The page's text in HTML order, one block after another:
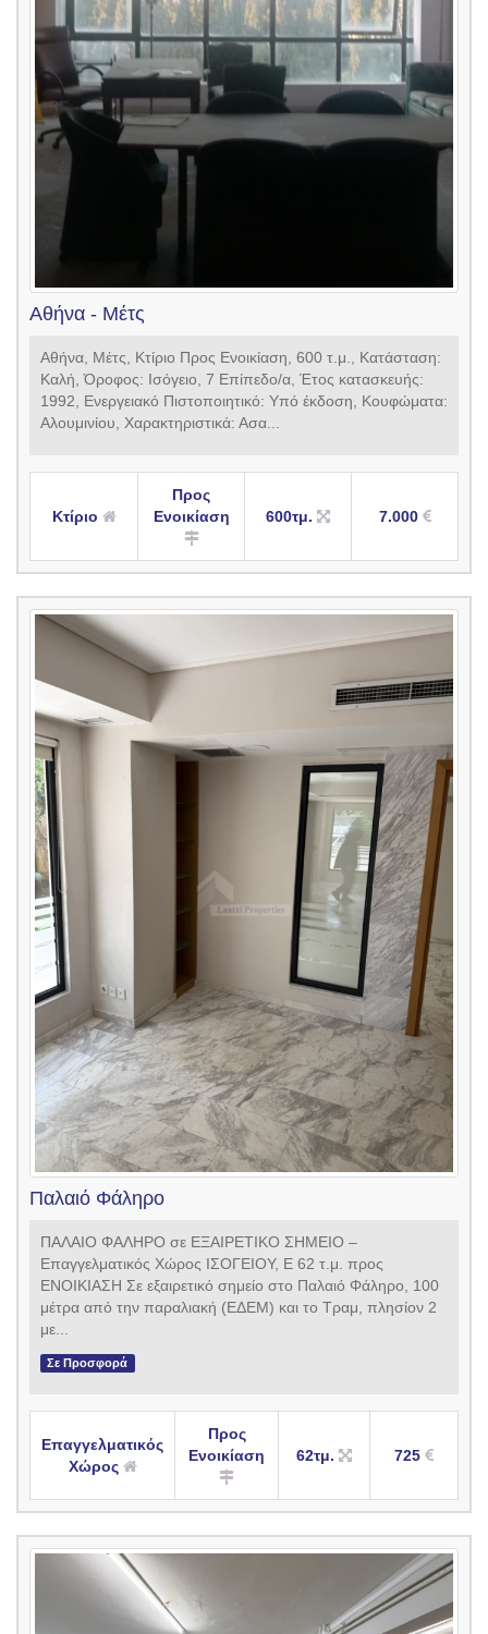
Αθήνα - Μέτς
Αθήνα, Μέτς, Κτίριο Προς Ενοικίαση, 600 τ.μ., Κατάσταση:
Καλή, Όροφος: Ισόγειο, 7 Επίπεδο/α, Έτος κατασκευής:
1992, Ενεργειακό Πιστοποιητικό: Υπό έκδοση, Kουφώματα:
Αλουμινίου, Χαρακτηριστικά: Ασα...
Κτίριο
Προς
Ενοικίαση
600τμ. 7.000
Παλαιό Φάληρο
ΠΑΛΑΙΟ ΦΑΛΗΡΟ σε ΕΞΑΙΡΕΤΙΚΟ ΣΗΜΕΙΟ –
Επαγγελματικός Χώρος ΙΣΟΓΕΙΟΥ, Ε 62 τ.μ. προς
ΕΝΟΙΚΙΑΣΗ Σε εξαιρετικό σημείο στο Παλαιό Φάληρο, 100
μέτρα από την παραλιακή (ΕΔΕΜ) και το Τραμ, πλησίον 2
με...
Σε Προσφορά
Επαγγελματικός
Χώρος
Προς
Ενοικίαση
62τμ. 725